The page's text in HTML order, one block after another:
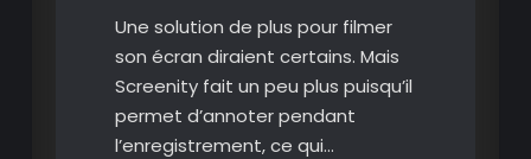
Une solution de plus pour filmer
son écran diraient certains. Mais
Screenity fait un peu plus puisqu’il
permet d’annoter pendant
l’enregistrement, ce qui…